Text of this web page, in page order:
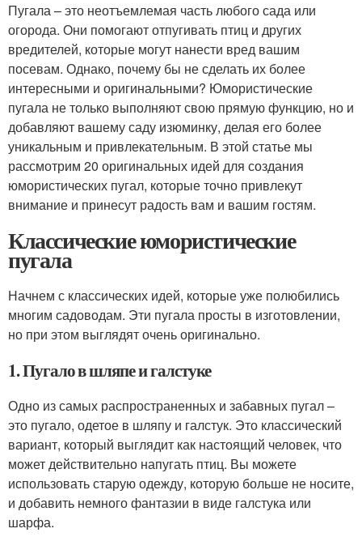
Пугала – это неотъемлемая часть любого сада или
огорода. Они помогают отпугивать птиц и других
вредителей, которые могут нанести вред вашим
посевам. Однако, почему бы не сделать их более
интересными и оригинальными? Юмористические
пугала не только выполняют свою прямую функцию, но и
добавляют вашему саду изюминку, делая его более
уникальным и привлекательным. В этой статье мы
рассмотрим 20 оригинальных идей для создания
юмористических пугал, которые точно привлекут
внимание и принесут радость вам и вашим гостям.
Классические юмористические
пугала
Начнем с классических идей, которые уже полюбились
многим садоводам. Эти пугала просты в изготовлении,
но при этом выглядят очень оригинально.
1. Пугало в шляпе и галстуке
Одно из самых распространенных и забавных пугал –
это пугало, одетое в шляпу и галстук. Это классический
вариант, который выглядит как настоящий человек, что
может действительно напугать птиц. Вы можете
использовать старую одежду, которую больше не носите,
и добавить немного фантазии в виде галстука или
шарфа.